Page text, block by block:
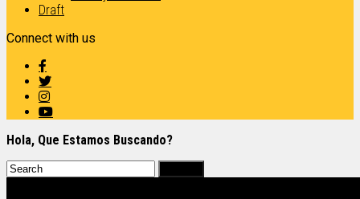
Draft
Connect with us
Hola, Que Estamos Buscando?